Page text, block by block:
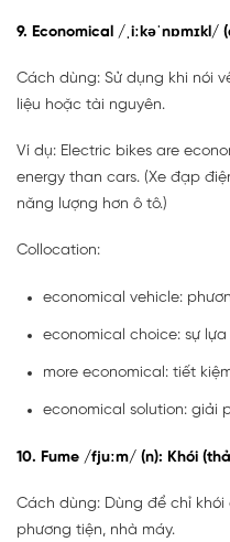
9. Economical /ˌiːkəˈnɒmɪkl/
Cách dùng: Sử dụng khi nói
liệu hoặc tài nguyên.
Ví dụ: Electric bikes are
energy than cars. (Xe đạp
năng lượng hơn ô tô.)
Collocation:
economical vehicle:
economical choice: sự
more economical: tiết
economical solution: giải
10. Fume /fjuːm/ (n): Khói
Cách dùng: Dùng để chỉ
phương tiện, nhà máy.